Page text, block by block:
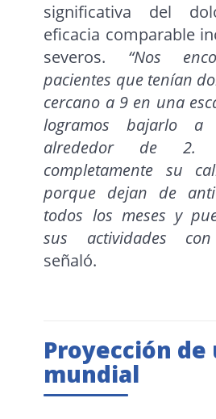
significativa del
eficacia comparable
severos. “Nos
pacientes que tenían
cercano a 9 en una
logramos bajarlo a
alrededor de 2.
completamente su
porque dejan de
todos los meses y
sus actividades
señaló.
Proyección de
mundial